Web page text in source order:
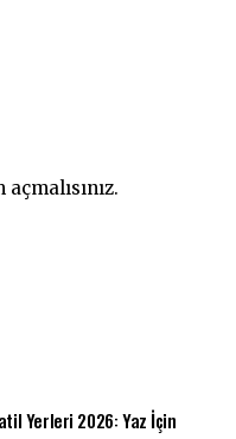
.
Yerleri 2026: Yaz İçin